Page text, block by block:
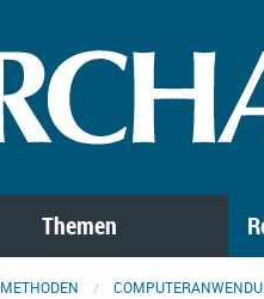
Themen
METHODEN